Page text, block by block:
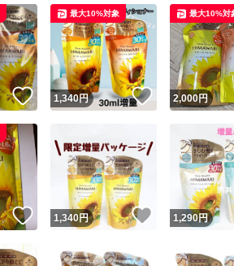
いいね！
1,340円 いいね！
最大10%対象
2,000円
最大10%対
いいね！
1,340円 いいね！
1,290円